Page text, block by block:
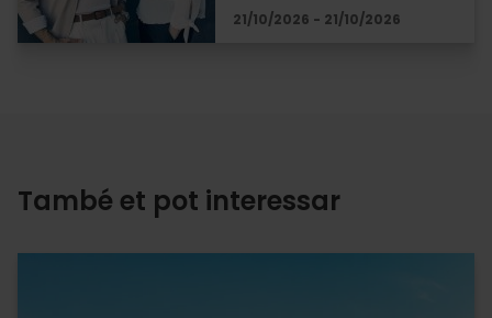
21/10/2026 - 21/10/2026
També et pot interessar